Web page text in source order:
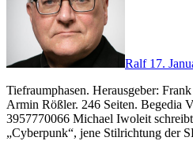
Ralf 17.
Tiefraumphasen. Herausgeber: Frank Hebben, André Skora und
Armin Rößler. 246 Seiten. Begedia
3957770066 Michael Iwoleit
„Cyberpunk“, jene Stilrichtung der